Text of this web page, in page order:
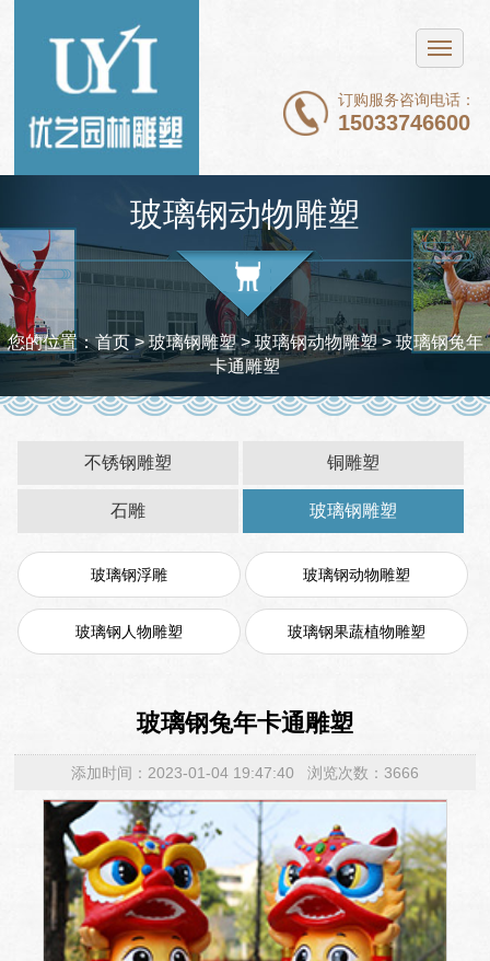
订购服务咨询电话：
15033746600
铜雕塑
石雕
玻璃钢雕塑
新闻中心
案例展示
玻璃钢动物雕塑
您的位置：首页> 玻璃钢雕塑 >玻璃钢动物雕塑> 玻璃钢兔年
卡通雕塑
不锈钢雕塑 铜雕塑
石雕 玻璃钢雕塑
玻璃钢浮雕 玻璃钢动物雕塑
玻璃钢人物雕塑 玻璃钢果蔬植物雕塑
玻璃钢兔年卡通雕塑
添加时间：2023-01-04 19:47:40 浏览次数：3666